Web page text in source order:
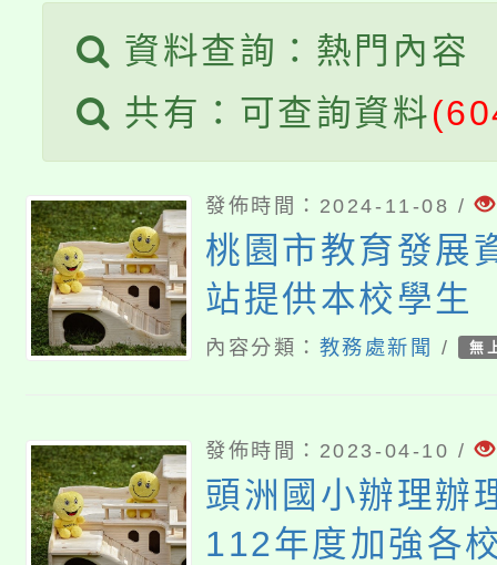
視費優惠，中低收入戶
半價優惠，詳情可洽有
者。
大園自造教育及科技中
份教師增能研習
大溪自造教育及科技中
份教師研習
淨零綠生活教案入校路
會
115年食農教育專業人
程
資料查詢：熱門內容
共有：可查詢資料
發佈時間：2024-11-08 /
桃園市教育發展
站提供本校學生
缺勤/獎懲/志工
內容分類： 教務處新聞 / 無
發佈時間：2023-04-10 /
頭洲國小辦理辦
112年度加強各